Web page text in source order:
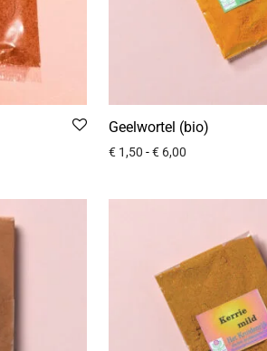
Geelwortel (bio)
€ 1,50 -€ 6,00